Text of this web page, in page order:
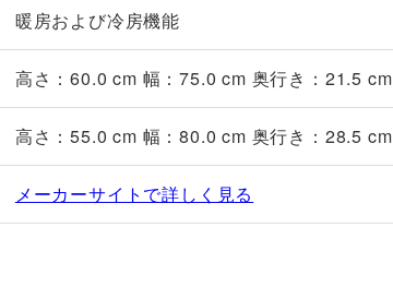
暖房および冷房機能
高さ：60.0 cm 幅：75.0 cm 奥行き：21.5 cm
高さ：55.0 cm 幅：80.0 cm 奥行き：28.5 cm
メーカーサイトで詳しく見る